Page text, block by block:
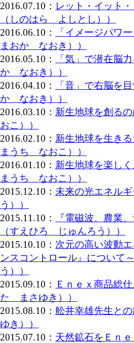
2016.07.10： レット・イット
（しのはら よしとし））
2016.06.10：
「イメージパワ
まおか なおき））
2016.05.10：
「気」で潜在脳
か なおき））
2016.04.10：
「音」で右脳を
か なおき））
2016.03.10： 新生地球を創る
おこ））
2016.02.10： 新生地球を生き
まうち なおこ））
2016.01.10： 新生地球を楽し
まうち なおこ））
2015.12.10： 未来の光エネル
う））
2015.11.10：
『電磁波、農業
（すえひろ じゅんろう））
2015.10.10： 次元の高い波動
ンスコントロール』につい
う））
2015.09.10：
Ｅｎｅｘ商品総
た まさゆき））
2015.08.10： 舩井幸雄先生と
ゆき））
2015.07.10： 天然鉱石をＥｎ